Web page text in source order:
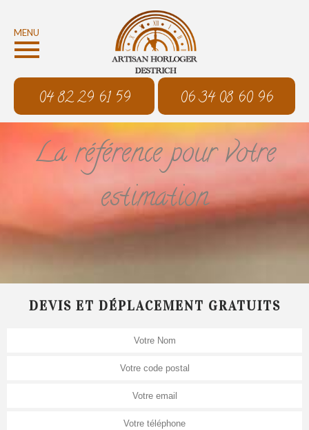
MENU
04 82 29 61 59 06 34 08 60 96
La référence pour votre
estimation
DEVIS ET DÉPLACEMENT GRATUITS